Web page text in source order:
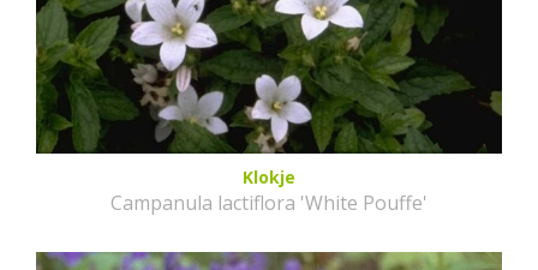
Klokje
Campanula lactiflora 'White Pouffe'